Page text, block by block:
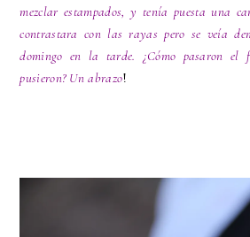
mezclar estampados, y tenía puesta una
contrastara con las rayas pero se veía
domingo en la tarde. ¿Cómo pasaron el
pusieron? Un abrazo!